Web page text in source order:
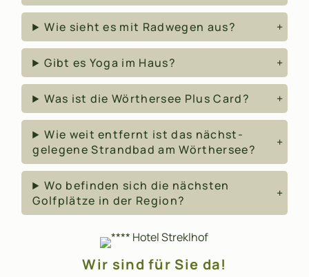
Wie sieht es mit Radwegen aus?
Gibt es Yoga im Haus?
Was ist die Wörthersee Plus Card?
Wie weit entfernt ist das nächst-
gelegene Strandbad am Wörthersee?
Wo befinden sich die nächsten
Golfplätze in der Region?
Wir sind für Sie da!